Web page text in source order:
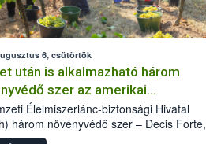
6, csütörtök
után is alkalmazható három
szer az amerikai
ellen
Élelmiszerlánc-biztonsági Hivatal
három növényvédő szer – Decis Forte,
24 EW, Oroganic – engedélyokiratát